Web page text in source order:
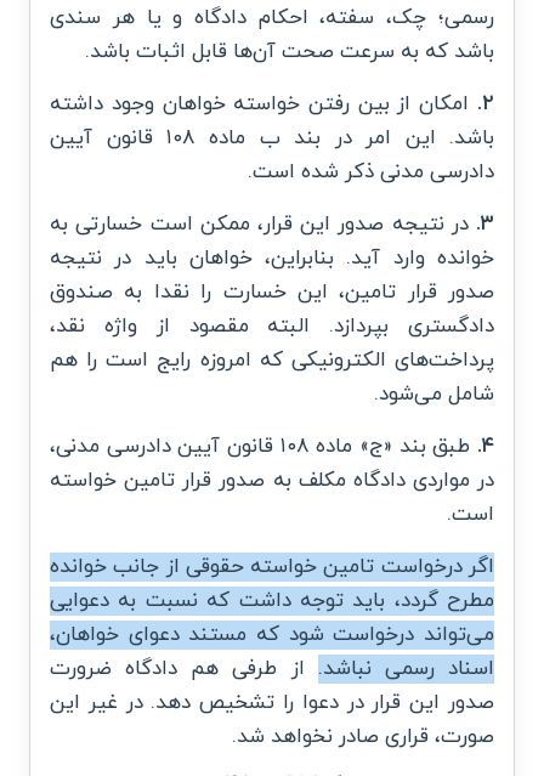
رسمی؛ چک، سفته، احکام دادگاه و یا هر سندی
باشد که به سرعت صحت آن‌ها قابل اثبات باشد.
۲. امکان از بین رفتن خواسته خواهان وجود داشته
باشد. این امر در بند ب ماده ۱۰۸ قانون آیین
دادرسی مدنی ذکر شده است.
۳. در نتیجه صدور این قرار، ممکن است خسارتی به
خوانده وارد آید. بنابراین، خواهان باید در نتیجه
صدور قرار تامین، این خسارت را نقدا به صندوق
دادگستری بپردازد. البته مقصود از واژه نقد،
پرداخت‌های الکترونیکی که امروزه رایج است را هم
شامل می‌شود.
۴.
طبق بند «ج» ماده ۱۰۸ قانون آیین دادرسی مدنی،
در مواردی دادگاه مکلف به صدور قرار تامین خواسته
است.
اگر درخواست تامین خواسته حقوقی از جانب خوانده
مطرح گردد، باید توجه داشت که نسبت به دعوایی
می‌تواند درخواست شود که مستند دعوای خواهان،
اسناد رسمی نباشد. از طرفی هم دادگاه ضرورت
صدور این قرار در دعوا را تشخیص دهد. در غیر این
صورت، قراری صادر نخواهد شد.